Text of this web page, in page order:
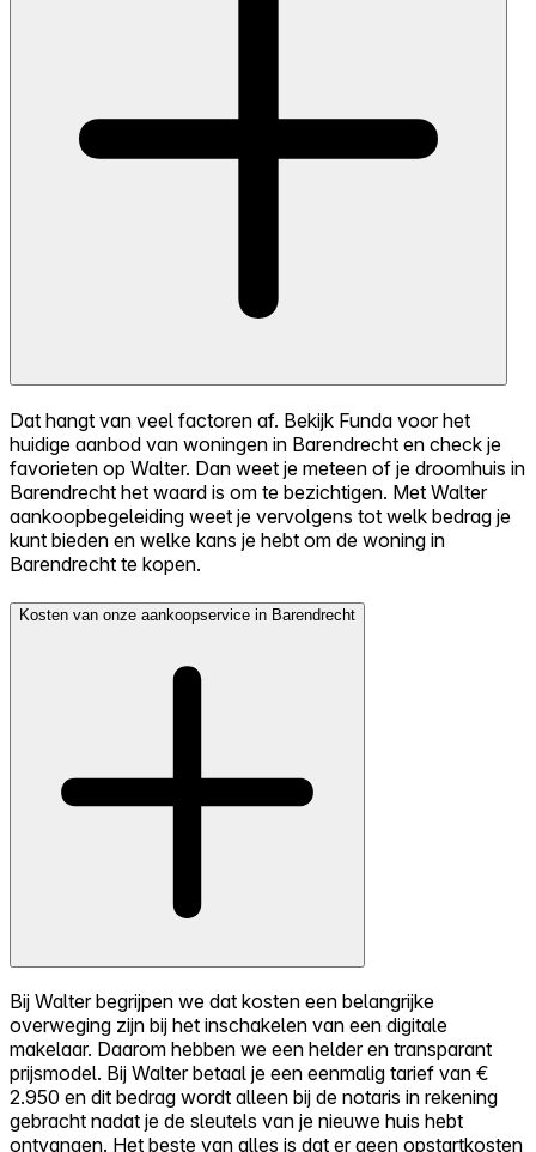
Dat hangt van veel factoren af. Bekijk Funda voor het
huidige aanbod van woningen in Barendrecht en check je
favorieten op Walter. Dan weet je meteen of je droomhuis in
Barendrecht het waard is om te bezichtigen. Met Walter
aankoopbegeleiding weet je vervolgens tot welk bedrag je
kunt bieden en welke kans je hebt om de woning in
Barendrecht te kopen.
Kosten van onze aankoopservice in Barendrecht
Bij Walter begrijpen we dat kosten een belangrijke
overweging zijn bij het inschakelen van een digitale
makelaar. Daarom hebben we een helder en transparant
prijsmodel. Bij Walter betaal je een eenmalig tarief van €
2.950 en dit bedrag wordt alleen bij de notaris in rekening
gebracht nadat je de sleutels van je nieuwe huis hebt
ontvangen. Het beste van alles is dat er geen opstartkosten